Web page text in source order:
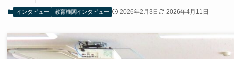
インタビュー 教育機関インタビュー 2026年2月3日 2026年4月11日